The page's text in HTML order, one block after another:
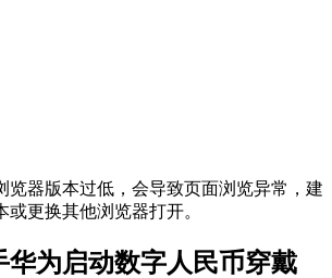
览器版本过低，会导致页面浏览异常，建
更换其他浏览器打开。
华为启动数字人民币穿戴